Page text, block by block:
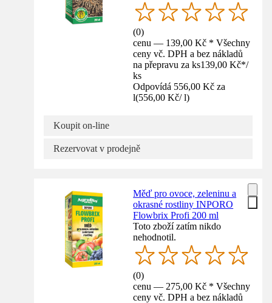
(0)
cenu — 139,00 Kč * Všechny
ceny vč. DPH a bez nákladů
na přepravu za ks139,00 Kč*/
ks
Odpovídá 556,00 Kč za
l(556,00 Kč/ l)
Koupit on-line
Rezervovat v prodejně
Měď pro ovoce, zeleninu a
okrasné rostliny INPORO
Flowbrix Profi 200 ml
Toto zboží zatím nikdo
nehodnotil.
(0)
cenu — 275,00 Kč * Všechny
ceny vč. DPH a bez nákladů